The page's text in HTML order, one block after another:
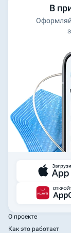
В
О проекте
Как это работает